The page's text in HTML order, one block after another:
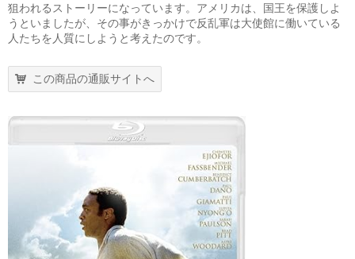
狙われるストーリーになっています。アメリカは、国王を保護しよ
うといましたが、その事がきっかけで反乱軍は大使館に働いている
人たちを人質にしようと考えたのです。
この商品の通販サイトへ